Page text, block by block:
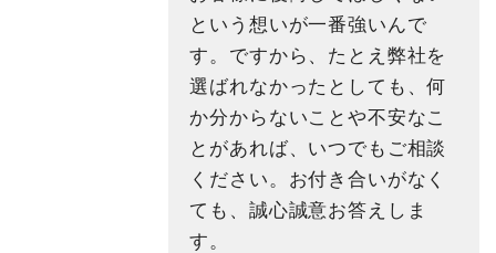
という想いが一番強いんで
す。ですから、たとえ弊社を
選ばれなかったとしても、何
か分からないことや不安なこ
とがあれば、いつでもご相談
ください。お付き合いがなく
ても、誠心誠意お答えしま
す。